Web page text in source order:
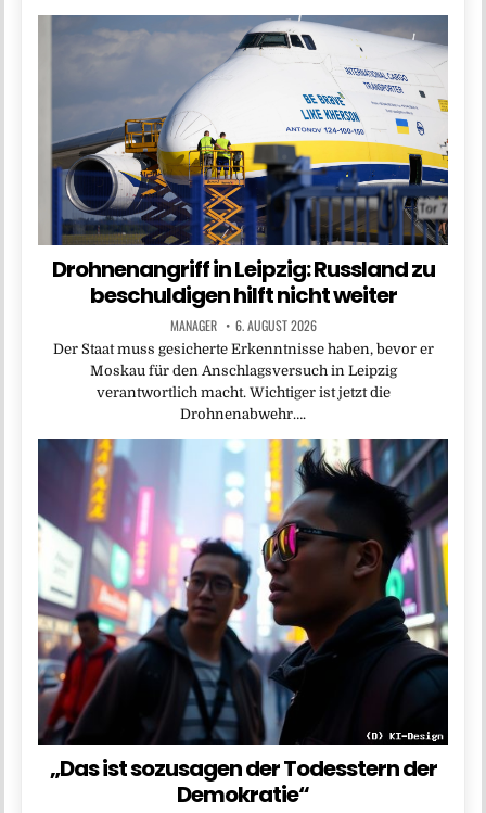
Drohnenangriff in Leipzig: Russland zu
beschuldigen hilft nicht weiter
MANAGER 6. AUGUST 2026
Der Staat muss gesicherte Erkenntnisse haben, bevor er
Moskau für den Anschlagsversuch in Leipzig
verantwortlich macht. Wichtiger ist jetzt die
Drohnenabwehr….
„Das ist sozusagen der Todesstern der
Demokratie“